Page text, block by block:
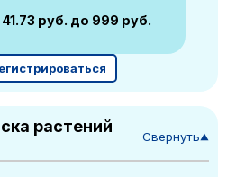
41.73 руб. до 999 руб.
растений
Свернуть▼